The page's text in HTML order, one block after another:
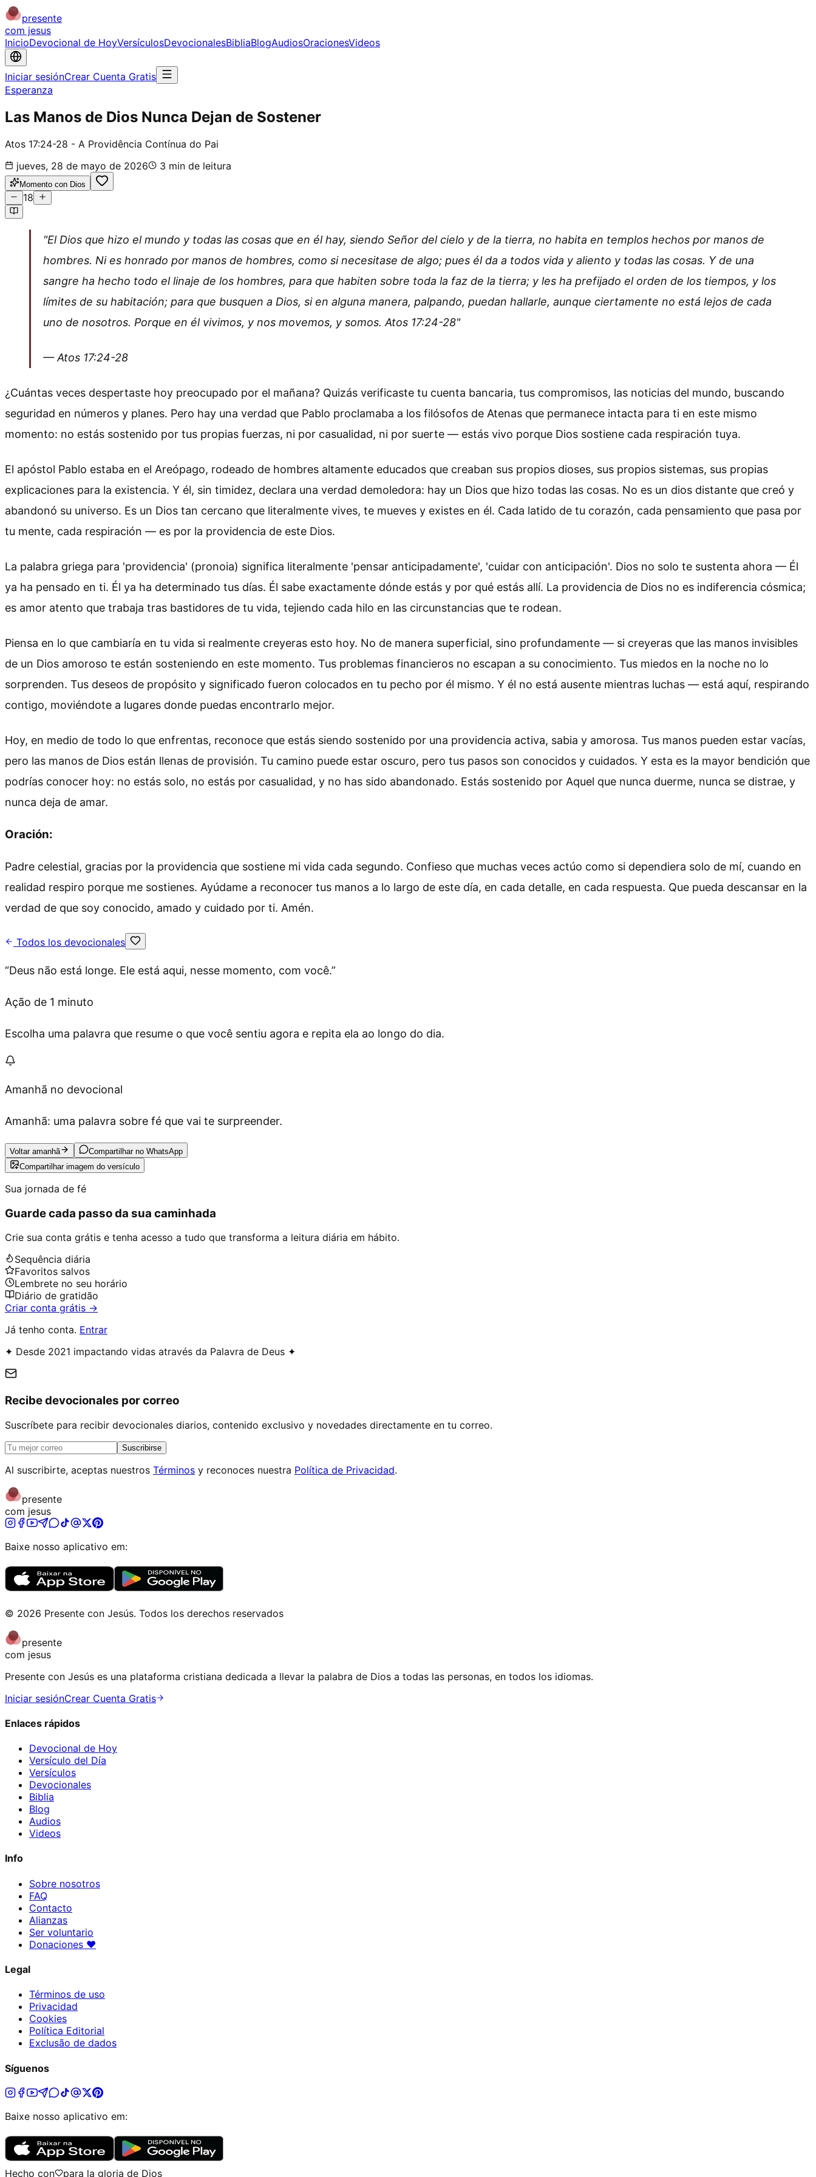
presente
com jesus
InicioDevocional de HoyVersículosDevocionalesBibliaBlogAudiosOracionesVideos
Iniciar sesiónCrear Cuenta Gratis
Esperanza
Las Manos de Dios Nunca Dejan de Sostener
Atos 17:24-28 - A Providência Contínua do Pai
jueves, 28 de mayo de 2026
3 min de leitura
Momento con Dios
18
"El Dios que hizo el mundo y todas las cosas que en él hay, siendo Señor del cielo y de la tierra, no habita en templos hechos por manos de
hombres. Ni es honrado por manos de hombres, como si necesitase de algo; pues él da a todos vida y aliento y todas las cosas. Y de una
sangre ha hecho todo el linaje de los hombres, para que habiten sobre toda la faz de la tierra; y les ha prefijado el orden de los tiempos, y los
límites de su habitación; para que busquen a Dios, si en alguna manera, palpando, puedan hallarle, aunque ciertamente no está lejos de cada
uno de nosotros. Porque en él vivimos, y nos movemos, y somos. Atos 17:24-28"
— Atos 17:24-28
¿Cuántas veces despertaste hoy preocupado por el mañana? Quizás verificaste tu cuenta bancaria, tus compromisos, las noticias del mundo, buscando
seguridad en números y planes. Pero hay una verdad que Pablo proclamaba a los filósofos de Atenas que permanece intacta para ti en este mismo
momento: no estás sostenido por tus propias fuerzas, ni por casualidad, ni por suerte — estás vivo porque Dios sostiene cada respiración tuya.
El apóstol Pablo estaba en el Areópago, rodeado de hombres altamente educados que creaban sus propios dioses, sus propios sistemas, sus propias
explicaciones para la existencia. Y él, sin timidez, declara una verdad demoledora: hay un Dios que hizo todas las cosas. No es un dios distante que creó y
abandonó su universo. Es un Dios tan cercano que literalmente vives, te mueves y existes en él. Cada latido de tu corazón, cada pensamiento que pasa por
tu mente, cada respiración — es por la providencia de este Dios.
La palabra griega para 'providencia' (pronoia) significa literalmente 'pensar anticipadamente', 'cuidar con anticipación'. Dios no solo te sustenta ahora — Él
ya ha pensado en ti. Él ya ha determinado tus días. Él sabe exactamente dónde estás y por qué estás allí. La providencia de Dios no es indiferencia cósmica;
es amor atento que trabaja tras bastidores de tu vida, tejiendo cada hilo en las circunstancias que te rodean.
Piensa en lo que cambiaría en tu vida si realmente creyeras esto hoy. No de manera superficial, sino profundamente — si creyeras que las manos invisibles
de un Dios amoroso te están sosteniendo en este momento. Tus problemas financieros no escapan a su conocimiento. Tus miedos en la noche no lo
sorprenden. Tus deseos de propósito y significado fueron colocados en tu pecho por él mismo. Y él no está ausente mientras luchas — está aquí, respirando
contigo, moviéndote a lugares donde puedas encontrarlo mejor.
Hoy, en medio de todo lo que enfrentas, reconoce que estás siendo sostenido por una providencia activa, sabia y amorosa. Tus manos pueden estar vacías,
pero las manos de Dios están llenas de provisión. Tu camino puede estar oscuro, pero tus pasos son conocidos y cuidados. Y esta es la mayor bendición que
podrías conocer hoy: no estás solo, no estás por casualidad, y no has sido abandonado. Estás sostenido por Aquel que nunca duerme, nunca se distrae, y
nunca deja de amar.
Oración:
Padre celestial, gracias por la providencia que sostiene mi vida cada segundo. Confieso que muchas veces actúo como si dependiera solo de mí, cuando en
realidad respiro porque me sostienes. Ayúdame a reconocer tus manos a lo largo de este día, en cada detalle, en cada respuesta. Que pueda descansar en la
verdad de que soy conocido, amado y cuidado por ti. Amén.
Todos los devocionales
“Deus não está longe. Ele está aqui, nesse momento, com você.”
Ação de 1 minuto
Escolha uma palavra que resume o que você sentiu agora e repita ela ao longo do dia.
Amanhã no devocional
Amanhã: uma palavra sobre fé que vai te surpreender.
Voltar amanhã
Compartilhar no WhatsApp
Compartilhar imagem do versículo
Sua jornada de fé
Guarde cada passo da sua caminhada
Crie sua conta grátis e tenha acesso a tudo que transforma a leitura diária em hábito.
Sequência diária
Favoritos salvos
Lembrete no seu horário
Diário de gratidão
Criar conta grátis →
Já tenho conta. Entrar
✦ Desde 2021 impactando vidas através da Palavra de Deus ✦
Recibe devocionales por correo
Suscríbete para recibir devocionales diarios, contenido exclusivo y novedades directamente en tu correo.
Suscribirse
Al suscribirte, aceptas nuestros Términos y reconoces nuestra Política de Privacidad.
presente
com jesus
Baixe nosso aplicativo em:
© 2026 Presente con Jesús. Todos los derechos reservados
presente
com jesus
Presente con Jesús es una plataforma cristiana dedicada a llevar la palabra de Dios a todas las personas, en todos los idiomas.
Iniciar sesiónCrear Cuenta Gratis
Enlaces rápidos
Devocional de Hoy
Versículo del Día
Versículos
Devocionales
Biblia
Blog
Audios
Videos
Info
Sobre nosotros
FAQ
Contacto
Alianzas
Ser voluntario
Donaciones ♥
Legal
Términos de uso
Privacidad
Cookies
Política Editorial
Exclusão de dados
Síguenos
Baixe nosso aplicativo em:
Hecho con para la gloria de Dios